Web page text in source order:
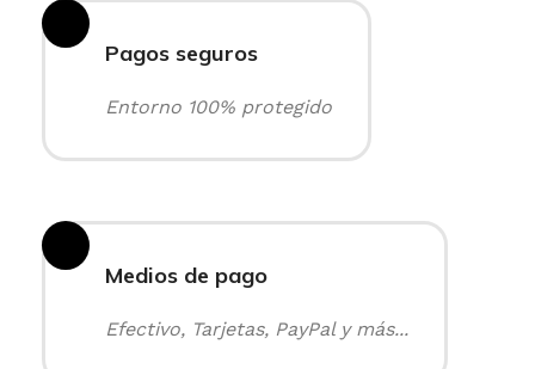
Pagos seguros
Entorno 100% protegido
Medios de pago
Efectivo, Tarjetas, PayPal y más...